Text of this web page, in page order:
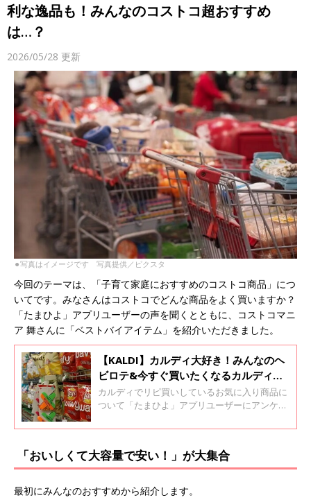
利な逸品も！みんなのコストコ超おすすめ
は…？
2026/05/28 更新
⚫︎写真はイメージです 写真提供／ピクスタ
今回のテーマは、「子育て家庭におすすめのコストコ商品」につ
いてです。みなさんはコストコでどんな商品をよく買いますか？
「たまひよ」アプリユーザーの声を聞くとともに、コストコマニ
ア 舞さんに「ベストバイアイテム」を紹介いただきました。
【KALDI】カルディ大好き！みんなのヘ
ビロテ&今すぐ買いたくなるカルディマ
ニアのヤミーさんおすすめアイテム
カルディでリピ買いしているお気に入り商品に
ついて「たまひよ」アプリユーザーにアンケー
いて、カルディマニアであり、料理研究家のヤ
「おいしくて大容量で安い！」が大集合
最初にみんなのおすすめから紹介します。